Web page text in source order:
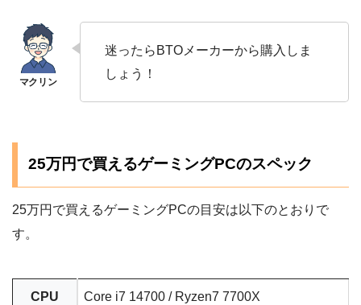
迷ったらBTOメーカーから購入しま
しょう！
25万円で買えるゲーミングPCのスペック
25万円で買えるゲーミングPCの目安は以下のとおりで
す。
CPU Core i7 14700 / Ryzen7 7700X